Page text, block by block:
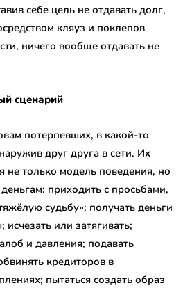
себе цель не отдавать долг,
кляуз и поклепов
ничего вообще отдавать не
сценарий
потерпевших, в какой-то
друг друга в сети. Их
не только модель поведения, но
приходить с просьбами,
судьбу»; получать деньги
или затягивать;
и давления; подавать
кредиторов в
пытаться создать образ